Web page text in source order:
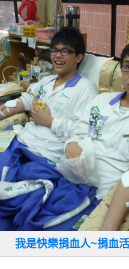
我是快樂捐血人~捐血